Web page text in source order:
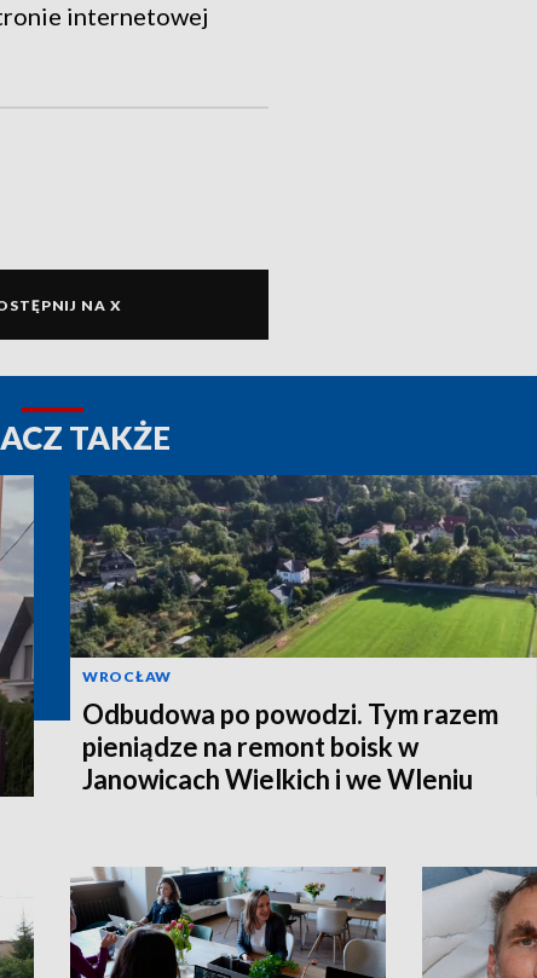
internetowej
NA X
TAKŻE
WROCŁAW
Odbudowa po powodzi. Tym razem
pieniądze na remont boisk w
Janowicach Wielkich i we Wleniu